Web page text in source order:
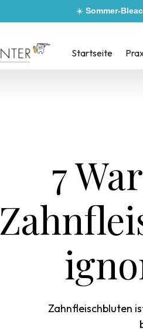
☀️Sommer-
Startseite
7
Zahnfleischbluten